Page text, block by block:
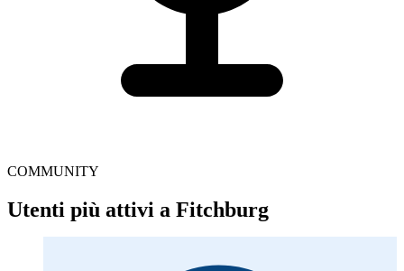
COMMUNITY
Utenti più attivi a Fitchburg